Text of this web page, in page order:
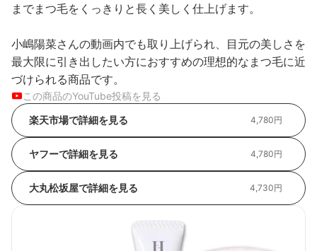
までまつ毛をくっきりと長く美しく仕上げます。
小嶋陽菜さんの動画内でも取り上げられ、目元の美しさを
最大限に引き出したい方におすすめの理想的なまつ毛に近
づけられる商品です。
この商品のYouTube投稿を見る
楽天市場で詳細を見る 4,780円
ヤフーで詳細を見る 4,780円
大丸松坂屋で詳細を見る 4,730円